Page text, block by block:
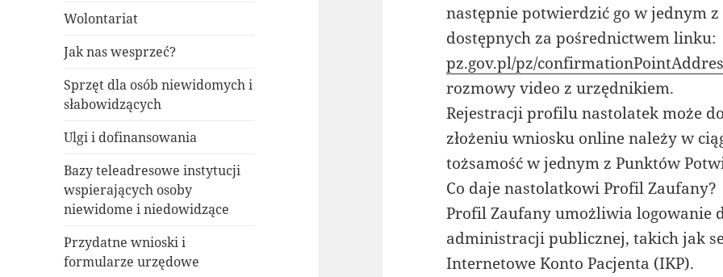
Wolontariat
Jak nas wesprzeć?
Sprzęt dla osób niewidomych i
słabowidzących
Ulgi i dofinansowania
Bazy teleadresowe instytucji
wspierających osoby
niewidome i niedowidzące
Przydatne wnioski i
formularze urzędowe
następnie potwierdzić go w jednym
dostępnych za pośrednictwem linku:
pz.gov.pl/pz/
rozmowy video z urzędnikiem.
Rejestracji profilu nastolatek może
złożeniu wniosku online należy w
tożsamość w jednym z Punktów
Co daje nastolatkowi Profil Zaufany?
Profil Zaufany umożliwia logowanie
administracji publicznej, takich jak
Internetowe Konto Pacjenta (IKP).